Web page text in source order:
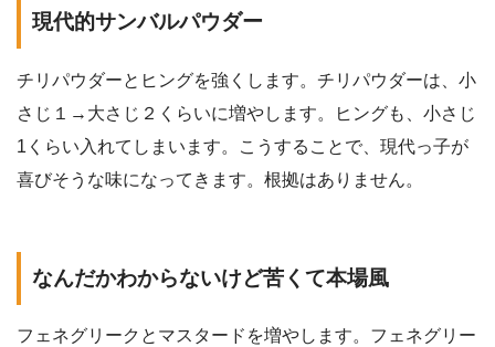
現代的サンバルパウダー
チリパウダーとヒングを強くします。チリパウダーは、小
さじ１→大さじ２くらいに増やします。ヒングも、小さじ
1くらい入れてしまいます。こうすることで、現代っ子が
喜びそうな味になってきます。根拠はありません。
なんだかわからないけど苦くて本場風
フェネグリークとマスタードを増やします。フェネグリー